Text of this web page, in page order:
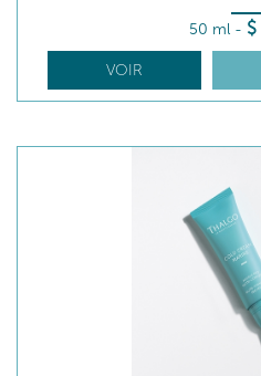
50 ml - $
VOIR